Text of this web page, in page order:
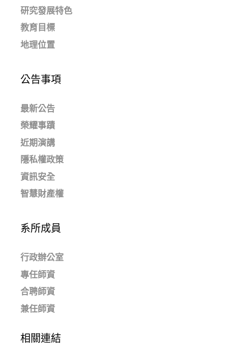
研究發展特色
教育目標
地理位置
公告事項
最新公告
榮耀事蹟
近期演講
隱私權政策
資訊安全
智慧財產權
系所成員
行政辦公室
專任師資
合聘師資
兼任師資
相關連結